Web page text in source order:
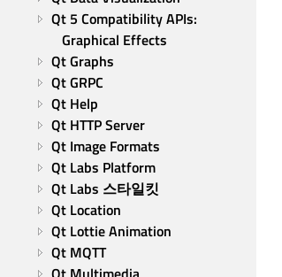
Qt 5 Compatibility APIs:
Graphical Effects
Qt Graphs
Qt GRPC
Qt Help
Qt HTTP Server
Qt Image Formats
Qt Labs Platform
Qt Labs 스타일킷
Qt Location
Qt Lottie Animation
Qt MQTT